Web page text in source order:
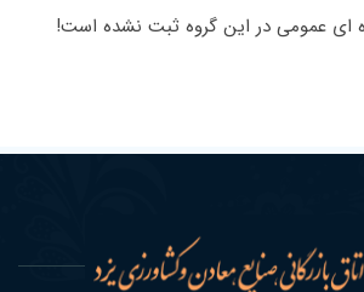
ای عمومی در این گروه ثبت نشده است!